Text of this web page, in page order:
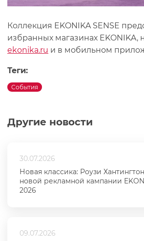
Другие новости
30.07.2026
Новая классика: Роузи
новой рекламной кампании
2026
09.07.2026
Коллекция EKONIKA SENSE
избранных магазинах EKONIKA,
ekonika.ru и в мобильном
Теги:
События